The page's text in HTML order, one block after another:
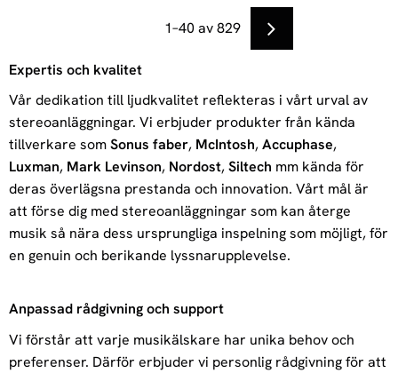
1–40av829
Expertis och kvalitet
Vår dedikation till ljudkvalitet reflekteras i vårt urval av
stereoanläggningar. Vi erbjuder produkter från kända
tillverkare somSonus faber, McIntosh,Accuphase,
Luxman, Mark Levinson, Nordost,Siltech mm kända för
deras överlägsna prestanda och innovation. Vårt mål är
att förse dig med stereoanläggningar som kan återge
musik så nära dess ursprungliga inspelning som möjligt, för
en genuin och berikande lyssnarupplevelse.
Anpassad rådgivning och support
Vi förstår att varje musikälskare har unika behov och
preferenser. Därför erbjuder vi personlig rådgivning för att